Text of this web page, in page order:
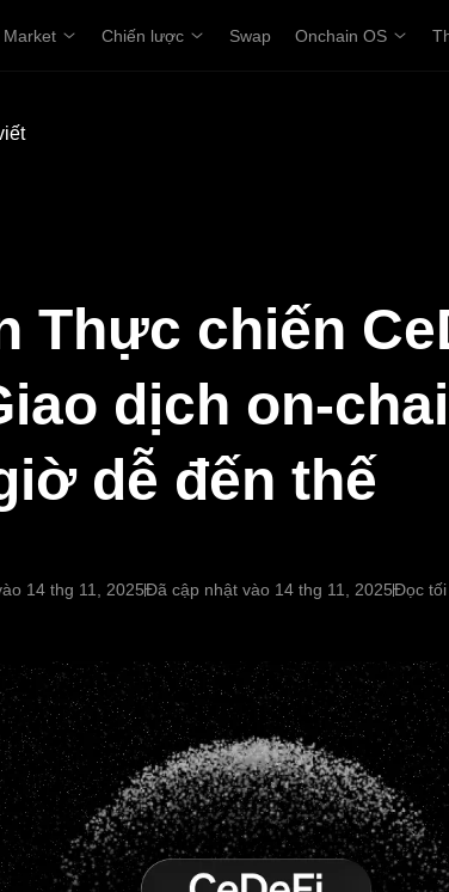
Market Chiến lược Swap Onchain OS
Thực chiến
dịch on-
dễ đến thế
14 thg 11, 2025Đã cập nhật vào 14 thg 11, 2025Đọc